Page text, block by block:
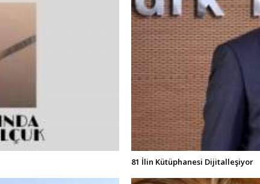
81 İlin Kütüphanesi Dijitalleşiyor